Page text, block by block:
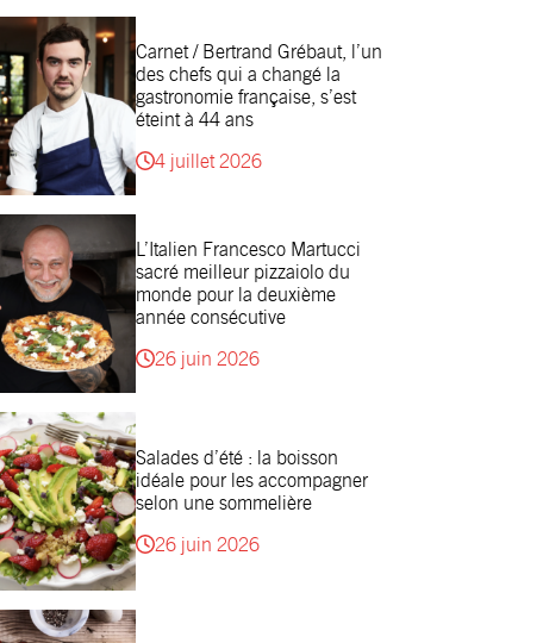
Carnet / Bertrand Grébaut, l’un
des chefs qui a changé la
gastronomie française, s’est
éteint à 44 ans
4 juillet 2026
L’Italien Francesco Martucci
sacré meilleur pizzaiolo du
monde pour la deuxième
année consécutive
26 juin 2026
Salades d’été : la boisson
idéale pour les accompagner
selon une sommelière
26 juin 2026